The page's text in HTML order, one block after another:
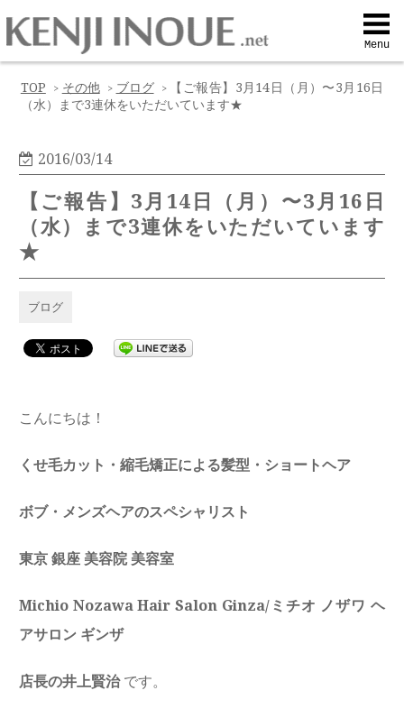
Menu
Q&A
Menu
Web予約
TOP > その他 > ブログ >
【ご報告】3月14日（月）〜3月16日
（水）まで3連休をいただいています★
2016/03/14
【ご報告】3月14日（月）〜3月16日
（水）まで3連休をいただいています
★
ブログ
こんにちは！
くせ毛カット・縮毛矯正による髪型・ショートヘア
ボブ・メンズヘアのスペシャリスト
東京 銀座 美容院 美容室
Michio Nozawa Hair Salon Ginza/ミチオ ノザワ ヘ
アサロン ギンザ
店長の井上賢治 です。